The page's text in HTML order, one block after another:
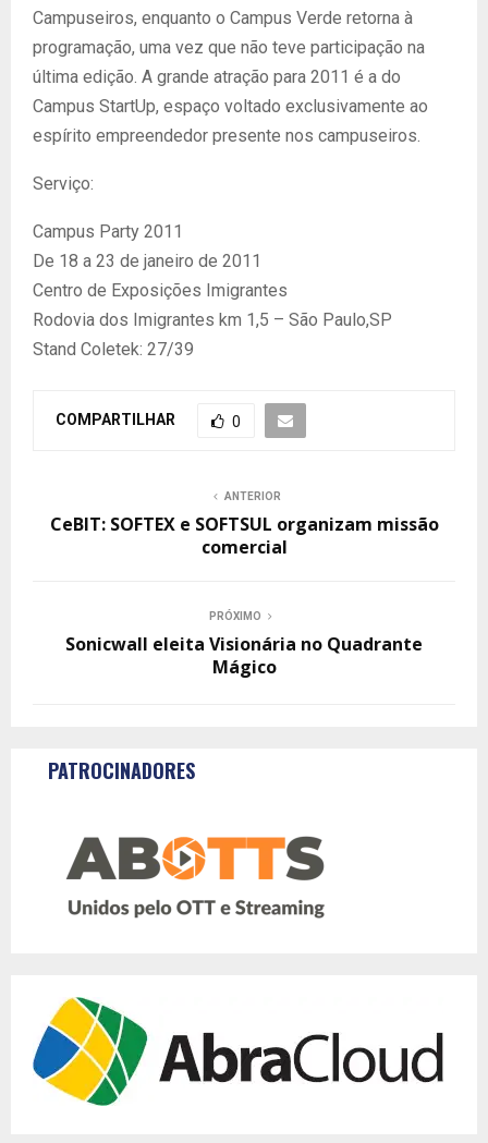
Campuseiros, enquanto o Campus Verde retorna à
programação, uma vez que não teve participação na
última edição. A grande atração para 2011 é a do
Campus StartUp, espaço voltado exclusivamente ao
espírito empreendedor presente nos campuseiros.
Serviço:
Campus Party 2011
De 18 a 23 de janeiro de 2011
Centro de Exposições Imigrantes
Rodovia dos Imigrantes km 1,5 – São Paulo,SP
Stand Coletek: 27/39
COMPARTILHAR 0
ANTERIOR
CeBIT: SOFTEX e SOFTSUL organizam missão
comercial
PRÓXIMO
Sonicwall eleita Visionária no Quadrante
Mágico
PATROCINADORES